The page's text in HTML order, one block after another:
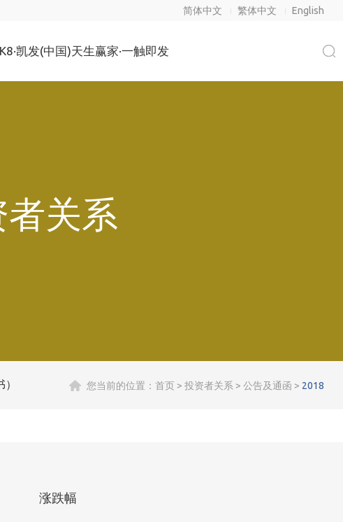
简体中文 繁体中文 English
凯发(中国)天生赢家·一触即发
关系
您当前的位置：首页 >投资者关系 >公告及通函 > 2018
涨跌幅